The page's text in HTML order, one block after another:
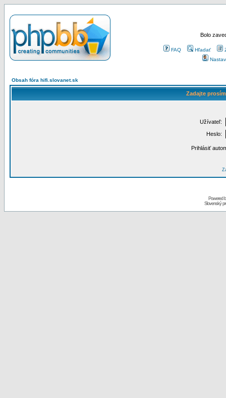
Bolo
FAQ Hľadať
Obsah fóra hifi.slovanet.sk
Zadajte
Užívateľ:
Heslo:
Prihlásiť
Powered
Slovenský